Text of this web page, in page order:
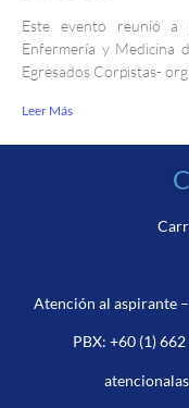
Este evento reunió a
Enfermería y Medicina
Egresados Corpistas-
Leer Más
Atención al aspirante
PBX: +60 (1)